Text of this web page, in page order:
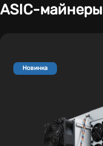
ASIC-майнеры
Новинка